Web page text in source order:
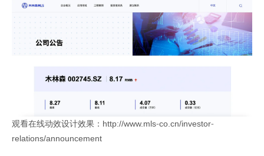
观看在线动效设计效果：http://www.mls-co.cn/investor-
relations/announcement